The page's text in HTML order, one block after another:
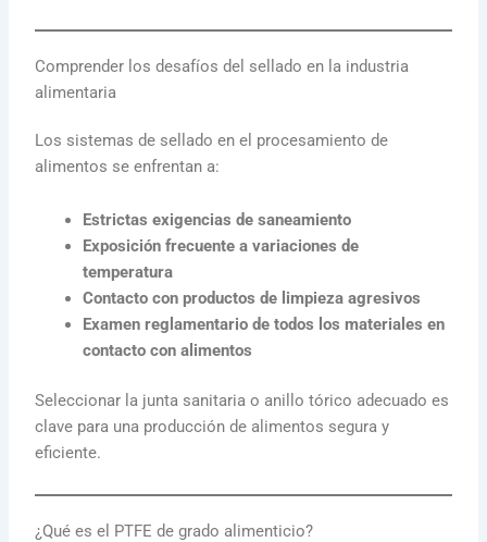
Comprender los desafíos del sellado en la industria
alimentaria
Los sistemas de sellado en el procesamiento de
alimentos se enfrentan a:
Estrictas exigencias de saneamiento
Exposición frecuente a variaciones de
temperatura
Contacto con productos de limpieza agresivos
Examen reglamentario de todos los materiales en
contacto con alimentos
Seleccionar la junta sanitaria o anillo tórico adecuado es
clave para una producción de alimentos segura y
eficiente.
¿Qué es el PTFE de grado alimenticio?